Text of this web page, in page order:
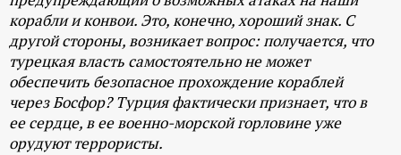
о
р
т
корабли и конвои. Это, конечно, хороший знак. С
другой стороны, возникает вопрос: получается, что
турецкая власть самостоятельно не может
обеспечить безопасное прохождение кораблей
через Босфор? Турция фактически признает, что в
ее сердце, в ее военно-морской горловине уже
орудуют террористы.